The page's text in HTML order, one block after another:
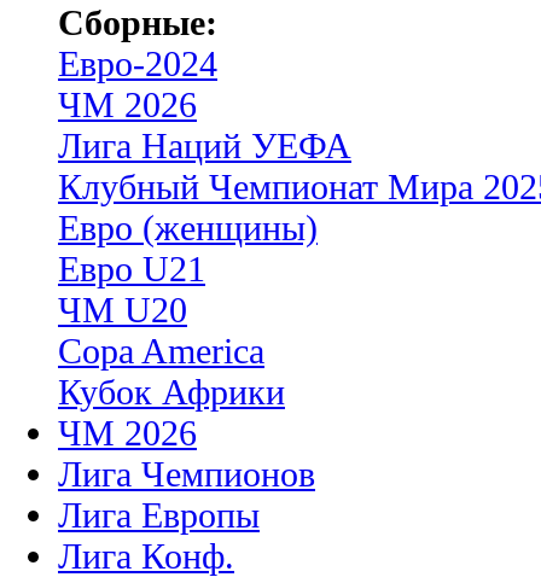
Сборные:
Евро-2024
ЧМ 2026
Лига Наций УЕФА
Клубный Чемпионат Мира
Евро (женщины)
Евро U21
ЧМ U20
Copa America
Кубок Африки
ЧМ 2026
Лига Чемпионов
Лига Европы
Лига Конф.